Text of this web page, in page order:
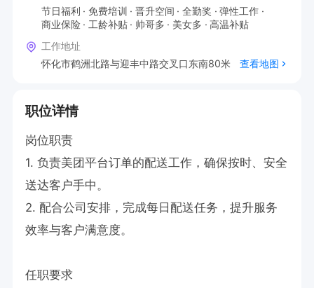
节日福利
免费培训 晋升空间 全勤奖
弹性工作
商业保险
工龄补贴 帅哥多 美女多
高温补贴
工作地址
怀化市鹤洲北路与迎丰中路交叉口东南80米
查看地图
职位详情
岗位职责
1. 负责美团平台订单的配送工作，确保按时、安全
送达客户手中。
2. 配合公司安排，完成每日配送任务，提升服务
效率与客户满意度。
任职要求